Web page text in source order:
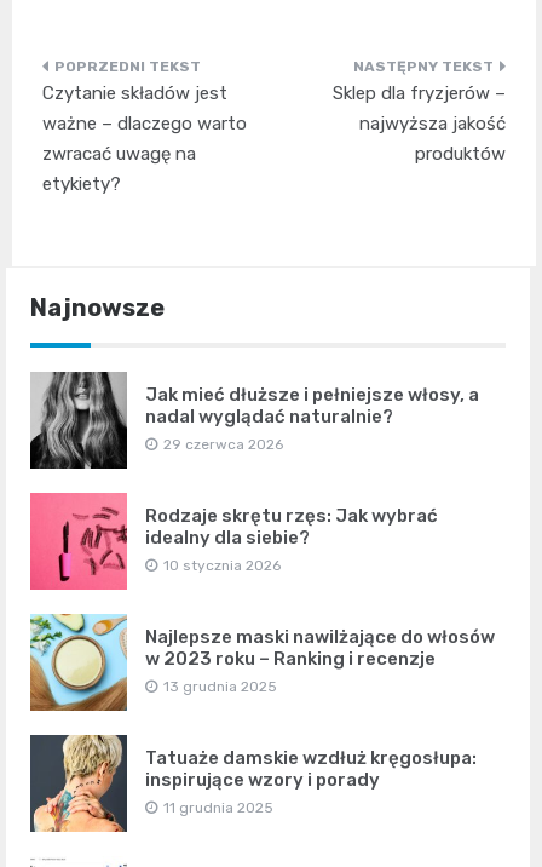
Nawigacja
wpisu
Czytanie składów jest
ważne – dlaczego warto
zwracać uwagę na
etykiety?
Sklep dla fryzjerów –
najwyższa jakość
produktów
Najnowsze
Jak mieć dłuższe i pełniejsze włosy, a
nadal wyglądać naturalnie?
29 czerwca 2026
Rodzaje skrętu rzęs: Jak wybrać
idealny dla siebie?
10 stycznia 2026
Najlepsze maski nawilżające do włosów
w 2023 roku – Ranking i recenzje
13 grudnia 2025
Tatuaże damskie wzdłuż kręgosłupa:
inspirujące wzory i porady
11 grudnia 2025